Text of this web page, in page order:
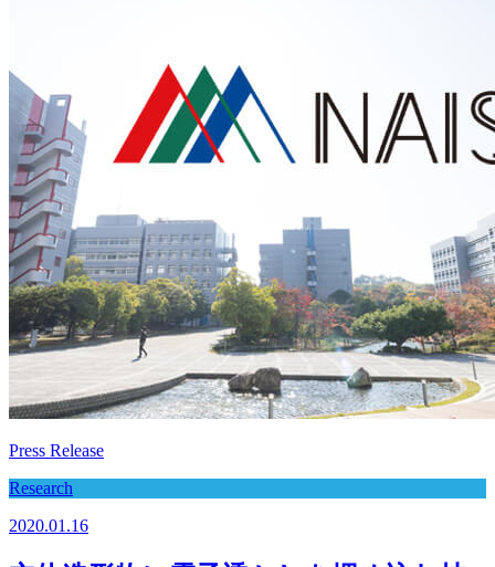
Press Release
Research
2020.01.16